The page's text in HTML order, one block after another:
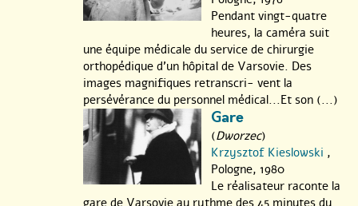
Pendant vingt-quatre
heures, la caméra suit
une équipe médicale du service de chirurgie
orthopédique d’un hôpital de Varsovie. Des
images magnifiques retranscri- vent la
persévérance du personnel médical...Et son (...)
Gare
(Dworzec)
Krzysztof Kieslowski ,
Pologne, 1980
Le réalisateur raconte la